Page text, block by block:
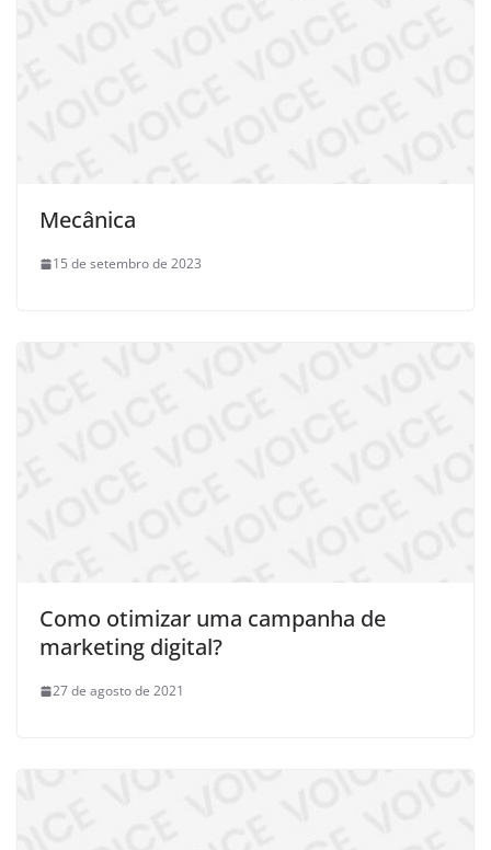
Mecânica ‍
15 de setembro de 2023
Como otimizar uma campanha de
marketing digital?
27 de agosto de 2021